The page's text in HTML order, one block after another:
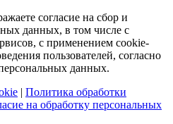
согласие на сбор и
данных, в том числе с
с применением cookie-
пользователей, согласно
данных.
| Политика обработки
на обработку персональных